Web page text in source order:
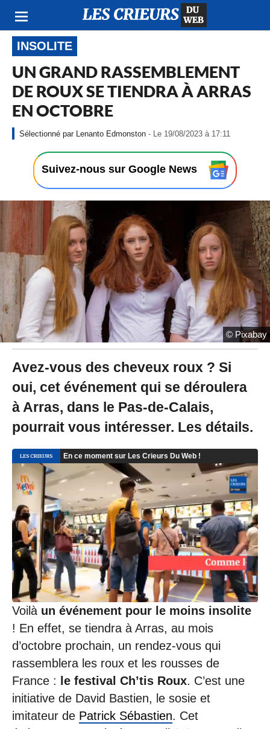
INSOLITE
UN GRAND RASSEMBLEMENT
DE ROUX SE TIENDRA À ARRAS
EN OCTOBRE
Lenanto Edmonston - Le 19/08/2023 à 17:11
e
9
0
0
2
3
à
7
:
1
1
Suivez-nous sur Google News
© Pixabay
Avez-vous des cheveux roux ? Si
oui, cet événement qui se déroulera
à Arras, dans le Pas-de-Calais,
pourrait vous intéresser. Les détails.
Voilà un événement pour le moins insolite
! En effet, se tiendra à Arras, au mois
d’octobre prochain, un rendez-vous qui
rassemblera les roux et les rousses de
France : le festival Ch’tis Roux. C’est une
initiative de David Bastien, le sosie et
imitateur de Patrick Sébastien. Cet